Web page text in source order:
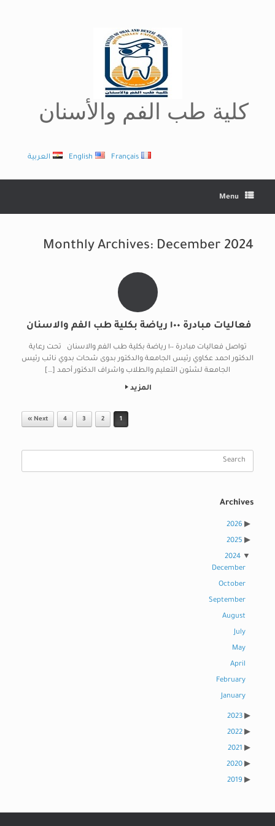
كلية طب الفم والأسنان
العربية English Français
Menu
Monthly Archives: December 2024
فعاليات مبادرة ١٠٠ رياضة بكلية طب الفم والاسنان
تواصل فعاليات مبادرة ١٠٠ رياضة بكلية طب الفم والاسنان تحت رعاية
الدكتور احمد عكاوي رئيس الجامعة والدكتور بدوى شحات بدوي نائب رئيس
الجامعة لشئون التعليم والطلاب واشراف الدكتور أحمد […]
المزيد
1
2
3
4
Next »
Archives
2026
2025
2024
December
October
September
August
July
May
April
February
January
2023
2022
2021
2020
2019